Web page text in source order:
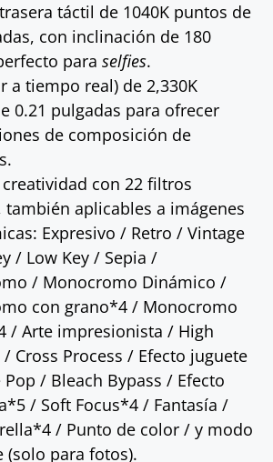
táctil de 1040K puntos de
con inclinación de 180
para selfies.
a tiempo real) de 2,330K
0.21 pulgadas para ofrecer
de composición de
con 22 filtros
también aplicables a imágenes
Expresivo / Retro / Vintage
/ Low Key / Sepia /
/ Monocromo Dinámico /
con grano*4 / Monocromo
/ Arte impresionista / High
Cross Process / Efecto juguete
Pop / Bleach Bypass / Efecto
/ Soft Focus*4 / Fantasía /
/ Punto de color / y modo
(solo para fotos).